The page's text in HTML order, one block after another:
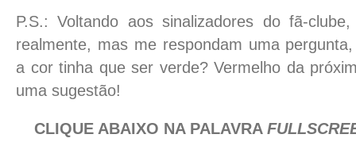
P.S.: Voltando aos sinalizadores do fã-
realmente, mas me respondam uma
a cor tinha que ser verde? Vermelho da
uma sugestão!
CLIQUE ABAIXO NA PALAVRA